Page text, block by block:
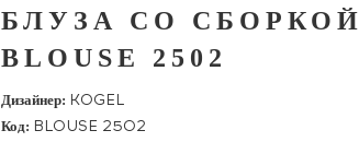
БЛУЗА СО СБОРКОЙ
BLOUSE 2502
Дизайнер: KOGEL
Код: BLOUSE 2502